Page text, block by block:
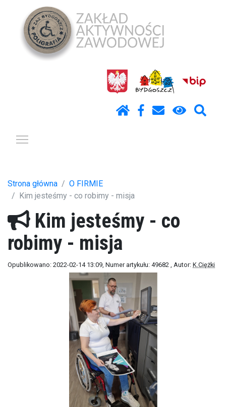
Strona główna
O FIRMIE
Kim jesteśmy - co robimy - misja
Kim jesteśmy - co
robimy - misja
Opublikowano: 2022-02-14 13:09, Numer artykułu: 49682 , Autor: K.Ciężki